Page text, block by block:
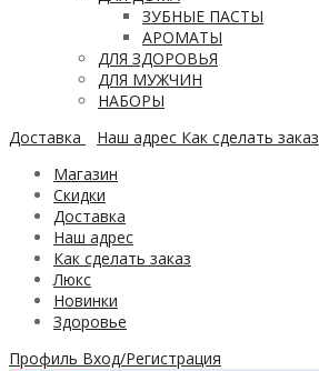
ЗУБНЫЕ ПАСТЫ
АРОМАТЫ
ДЛЯ ЗДОРОВЬЯ
ДЛЯ МУЖЧИН
НАБОРЫ
Доставка
Наш адрес Как сделать заказ
Магазин
Скидки
Доставка
Наш адрес
Как сделать заказ
Люкс
Новинки
Здоровье
Профиль Вход/Регистрация